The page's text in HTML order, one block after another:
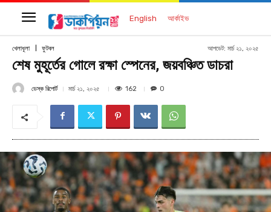
English আর্কাইভ
খেলাধূলা ফুটবল আপডেট: মার্চ ২১, ২০২৫
শেষ মুহূর্তের গোলে রক্ষা স্পেনের, জয়বঞ্চিত ডাচরা
ডেস্ক রিপোর্ট মার্চ ২১, ২০২৫ 162 0